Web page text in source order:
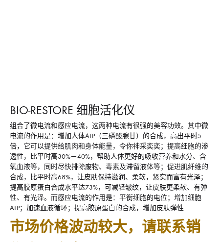
BIO-RESTORE 细胞活化仪
组合了微电流和感应电流，这两种电流有很强的美容功效。其中微
电流的作用是：增加人体ATP（三磷酸腺甘）的合成，高出平时5
倍，它可以提供给肌肉和身体能量，令你神采奕奕；提高细胞的渗
透性，比平时高30%－40%，帮助人体更好的吸收营养和水分、含
氧血液等，同时尽快排除废物、毒素及滞留液体等；促进肌纤维的
合成，比平时高68%，让皮肤保持滋润、柔软，紧实而富有光泽；
提高胶原蛋白合成水平达73%，可减轻皱纹，让皮肤更柔软、有弹
性、有光泽。而感应电流的作用是：平衡细胞的电位；增加细胞
ATP；加速血液循环；提高胶原蛋白的合成，增加皮肤弹性
市场价格波动较大，请联系销